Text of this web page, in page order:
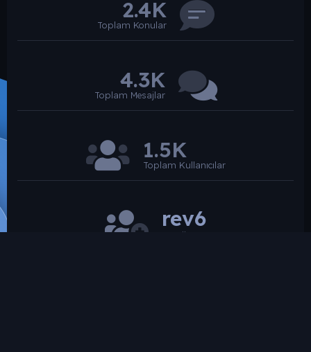
2.4K
Toplam Konular
4.3K
Toplam Mesajlar
1.5K
Toplam Kullanıcılar
rev6
Son üye